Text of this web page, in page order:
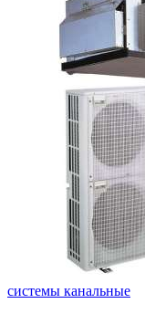
системы канальные